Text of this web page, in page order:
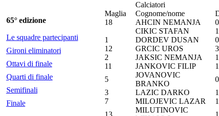
65° edizione
Le squadre partecipanti
Gironi eliminatori
Ottavi di finale
Quarti di finale
Semifinali
Finale
Calciatori
Maglia
Cognome/nome
18
AHCIN NEMANJA
CIKIC STAFAN
1
DORDEV DUSAN
12
GRCIC UROS
2
JAKSIC NEMANJA
11
JANKOVIC FILIP
5
JOVANOVIC
BRANKO
3
LAZIC DARKO
7
MILOJEVIC LAZAR
13
MILUTINOVIC